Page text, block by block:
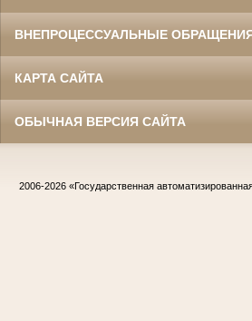
ВНЕПРОЦЕССУАЛЬНЫЕ
КАРТА САЙТА
ОБЫЧНАЯ ВЕРСИЯ САЙТА
2006-2026 «Государственная